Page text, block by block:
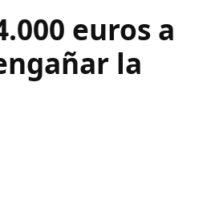
euros a
la